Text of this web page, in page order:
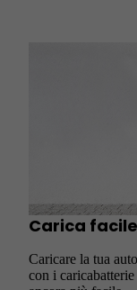
Carica
Caricare la tua
con i